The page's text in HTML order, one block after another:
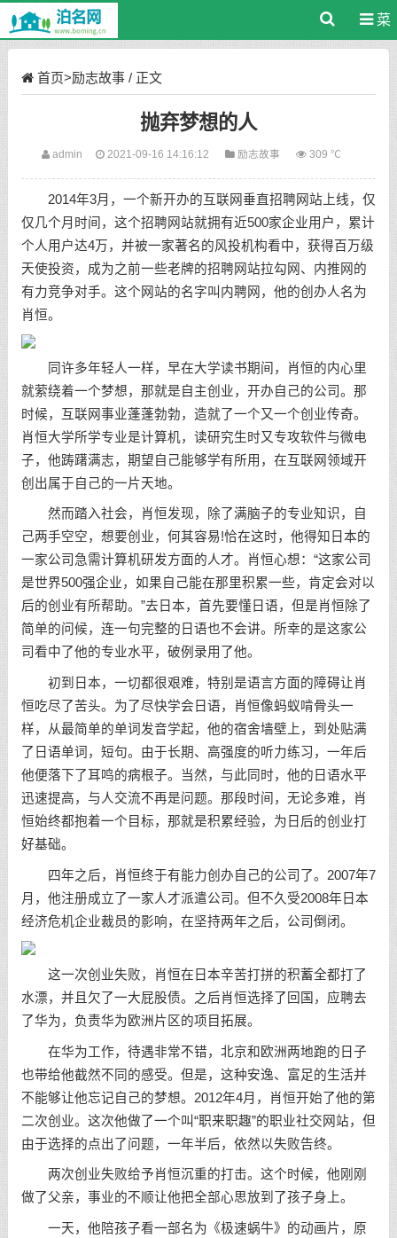
菜
首页>励志故事/ 正文
抛弃梦想的人
admin 2021-09-16 14:16:12 励志故事 309 ℃
2014年3月，一个新开办的互联网垂直招聘网站上线，仅
仅几个月时间，这个招聘网站就拥有近500家企业用户，累计
个人用户达4万，并被一家著名的风投机构看中，获得百万级
天使投资，成为之前一些老牌的招聘网站拉勾网、内推网的
有力竞争对手。这个网站的名字叫内聘网，他的创办人名为
肖恒。
同许多年轻人一样，早在大学读书期间，肖恒的内心里
就萦绕着一个梦想，那就是自主创业，开办自己的公司。那
时候，互联网事业蓬蓬勃勃，造就了一个又一个创业传奇。
肖恒大学所学专业是计算机，读研究生时又专攻软件与微电
子，他踌躇满志，期望自己能够学有所用，在互联网领域开
创出属于自己的一片天地。
然而踏入社会，肖恒发现，除了满脑子的专业知识，自
己两手空空，想要创业，何其容易!恰在这时，他得知日本的
一家公司急需计算机研发方面的人才。肖恒心想：“这家公司
是世界500强企业，如果自己能在那里积累一些，肯定会对以
后的创业有所帮助。”去日本，首先要懂日语，但是肖恒除了
简单的问候，连一句完整的日语也不会讲。所幸的是这家公
司看中了他的专业水平，破例录用了他。
初到日本，一切都很艰难，特别是语言方面的障碍让肖
恒吃尽了苦头。为了尽快学会日语，肖恒像蚂蚁啃骨头一
样，从最简单的单词发音学起，他的宿舍墙壁上，到处贴满
了日语单词，短句。由于长期、高强度的听力练习，一年后
他便落下了耳鸣的病根子。当然，与此同时，他的日语水平
迅速提高，与人交流不再是问题。那段时间，无论多难，肖
恒始终都抱着一个目标，那就是积累经验，为日后的创业打
好基础。
四年之后，肖恒终于有能力创办自己的公司了。2007年7
月，他注册成立了一家人才派遣公司。但不久受2008年日本
经济危机企业裁员的影响，在坚持两年之后，公司倒闭。
这一次创业失败，肖恒在日本辛苦打拼的积蓄全都打了
水漂，并且欠了一大屁股债。之后肖恒选择了回国，应聘去
了华为，负责华为欧洲片区的项目拓展。
在华为工作，待遇非常不错，北京和欧洲两地跑的日子
也带给他截然不同的感受。但是，这种安逸、富足的生活并
不能够让他忘记自己的梦想。2012年4月，肖恒开始了他的第
二次创业。这次他做了一个叫“职来职趣”的职业社交网站，但
由于选择的点出了问题，一年半后，依然以失败告终。
两次创业失败给予肖恒沉重的打击。这个时候，他刚刚
做了父亲，事业的不顺让他把全部心思放到了孩子身上。
一天，他陪孩子看一部名为《极速蜗牛》的动画片，原